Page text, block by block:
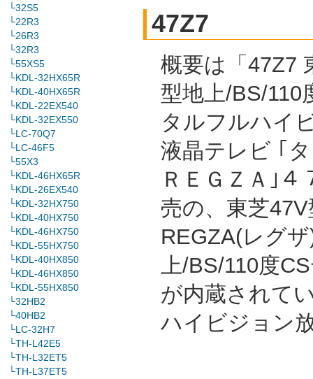
47Z7
概要は「47Z7
型地上/BS/110
タルフルハイ
液晶テレビ ｢
ＲＥＧＺＡ｣４
売の、東芝
REGZA(レグ
上/BS/110度
が内蔵されて
ハイビジョン
└32S5
└22R3
└26R3
└32R3
└55XS5
└KDL-32HX65R
└KDL-40HX65R
└KDL-22EX540
└KDL-32EX550
└LC-70Q7
└LC-46F5
└55X3
└KDL-46HX65R
└KDL-26EX540
└KDL-32HX750
└KDL-40HX750
└KDL-46HX750
└KDL-55HX750
└KDL-40HX850
└KDL-46HX850
└KDL-55HX850
└32HB2
└40HB2
└LC-32H7
└TH-L42E5
└TH-L32ET5
└TH-L37ET5